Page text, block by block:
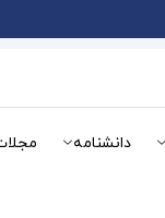
دانشنامه